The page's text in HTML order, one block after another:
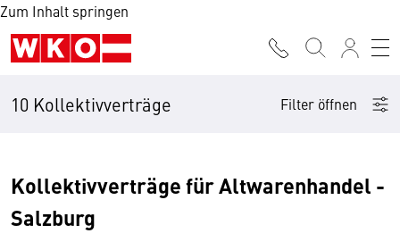
Zum Inhalt springen
10 Kollektivverträge Filter öffnen
Kollektivverträge für Altwarenhandel -
Salzburg